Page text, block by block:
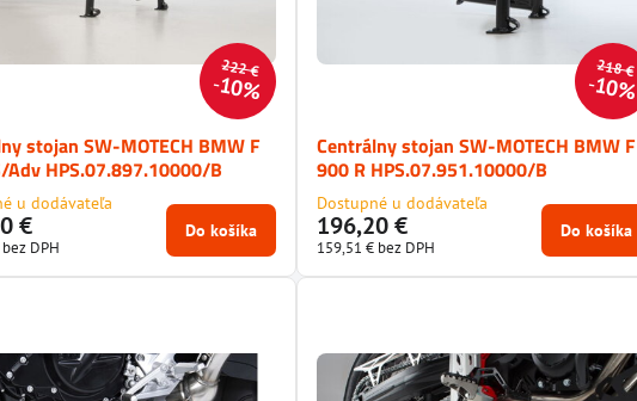
222 €
10%
stojan SW-MOTECH BMW F
Adv HPS.07.897.10000/B
u dodávateľa
€
bez DPH
Do košíka
218 €
10%
Centrálny stojan SW-MOTECH BMW F
900 R HPS.07.951.10000/B
Dostupné u dodávateľa
196,20 €
159,51 € bez DPH
Do košíka